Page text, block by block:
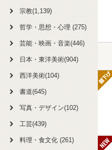
宗教(1,139)
哲学・思想・心理 (275)
芸能・映画・音楽(446)
日本・東洋美術(904)
西洋美術(104)
書道(645)
写真・デザイン(102)
工芸(439)
料理・食文化 (261)